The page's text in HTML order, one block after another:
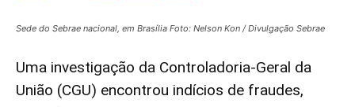
Sede do Sebrae nacional, em Brasília Foto: Nelson Kon / Divulgação Sebrae
Uma investigação da Controladoria-Geral da
União (CGU) encontrou indícios de fraudes,